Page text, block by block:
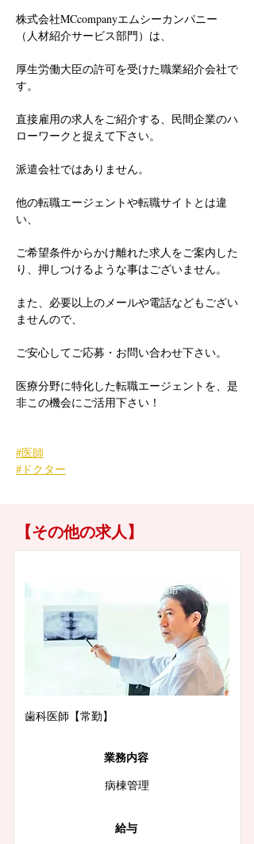
株式会社MCcompanyエムシーカンパニー
（人材紹介サービス部門）は、
厚生労働大臣の許可を受けた職業紹介会社で
す。
直接雇用の求人をご紹介する、民間企業のハ
ローワークと捉えて下さい。
派遣会社ではありません。
他の転職エージェントや転職サイトとは違
い、
ご希望条件からかけ離れた求人をご案内した
り、押しつけるような事はございません。
また、必要以上のメールや電話などもござい
ませんので、
ご安心してご応募・お問い合わせ下さい。
医療分野に特化した転職エージェントを、是
非この機会にご活用下さい！
#医師
#ドクター
【その他の求人】
徳島県徳島市
歯科医師【常勤】
業務内容
病棟管理
給与